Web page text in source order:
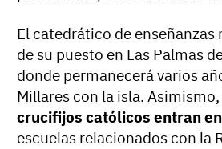
El catedrático de enseñanzas
de su puesto en Las Palmas
donde permanecerá varios
Millares con la isla.
crucifijos católicos entran
escuelas relacionados con la